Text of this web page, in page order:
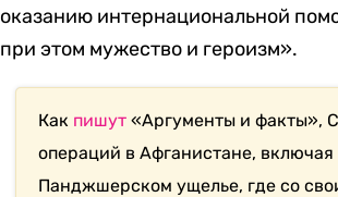
оказанию интернациональной
при этом мужество и героизм».
Как пишут «Аргументы и факты»,
операций в Афганистане,
Панджшерском ущелье, где со